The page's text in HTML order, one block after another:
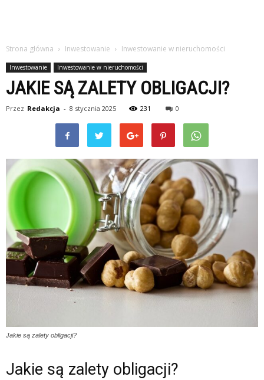
Strona główna Inwestowanie Inwestowanie w nieruchomości
Inwestowanie Inwestowanie w nieruchomości
JAKIE SĄ ZALETY OBLIGACJI?
Przez Redakcja - 8 stycznia 2025 231 0
Jakie są zalety obligacji?
Jakie są zalety obligacji?